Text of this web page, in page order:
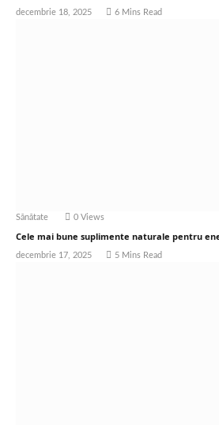
decembrie 18, 2025 6 Mins Read
Sănătate 0 Views
Cele mai bune suplimente naturale pentru
decembrie 17, 2025 5 Mins Read